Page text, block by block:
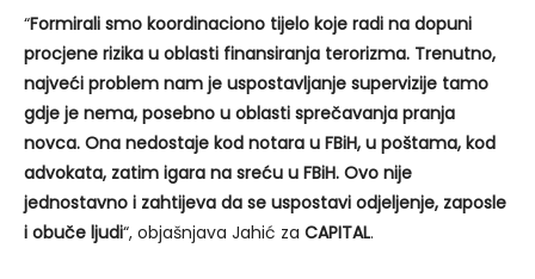
“Formirali smo koordinaciono tijelo koje radi na dopuni
procjene rizika u oblasti finansiranja terorizma. Trenutno,
najveći problem nam je uspostavljanje supervizije tamo
gdje je nema, posebno u oblasti sprečavanja pranja
novca. Ona nedostaje kod notara u FBiH, u poštama, kod
advokata, zatim igara na sreću u FBiH. Ovo nije
jednostavno i zahtijeva da se uspostavi odjeljenje, zaposle
i obuče ljudi“, objašnjava Jahić za CAPITAL.